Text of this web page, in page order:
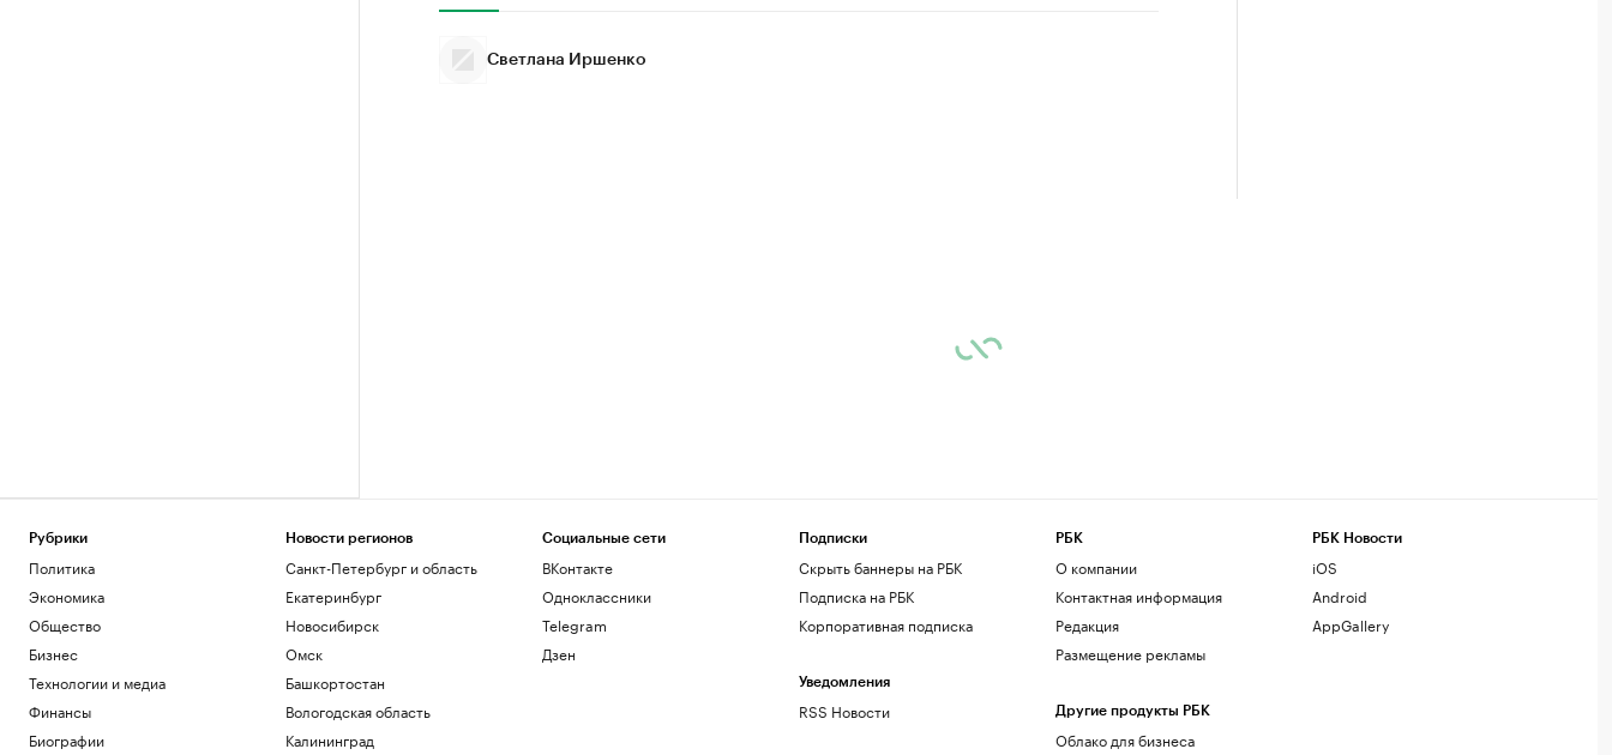
Светлана Иршенко
Рубрики
Политика
Экономика
Общество
Бизнес
Технологии и медиа
Финансы
Биографии
Новости регионов
Санкт-Петербург и область
Екатеринбург
Новосибирск
Омск
Башкортостан
Вологодская область
Калининград
Социальные сети
ВКонтакте
Одноклассники
Telegram
Дзен
Подписки
Скрыть баннеры на РБК
Подписка на РБК
Корпоративная подписка
Уведомления
RSS Новости
РБК
О компании
Контактная информация
Редакция
Размещение рекламы
Другие продукты РБК
Облако для бизнеса
РБК Новости
iOS
Android
AppGallery